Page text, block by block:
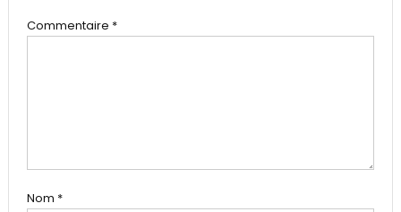
Commentaire *
Nom *